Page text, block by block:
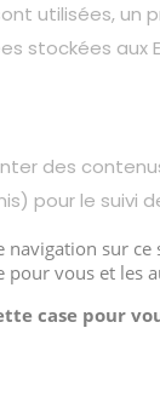
utilisées, un
stockées
des
pour le suivi